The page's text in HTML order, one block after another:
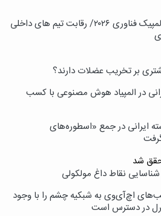
پردیس در تدارک میزبانی المپیک فناوری ۲۰۲۶/ رقابت تیم های داخلی
بر تخریب عضلات دارند؟
در المپیاد هوش مصنوعی با کسب
ایرانی در جمع «اسطوره‌های
شد
نقاط داغ مولکولی
اچ‌آی‌وی به شبکیه چشم را با وجود
در دسترس است